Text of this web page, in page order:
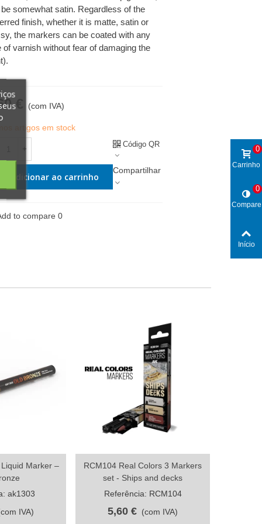
somewhat satin. Regardless of the
finish, whether it is matte, satin or
the markers can be coated with any
of varnish without fear of damaging the
€ (com IVA)
artigos em stock
+
Adicionar ao carrinho
Código QR
Compartilhar
to compare 0
Marker –
ak1303
IVA)
Compartilhar
RCM104 Real Colors 3 Markers
set - Ships and decks
Referência: RCM104
5,60 € (com IVA)
Carrinho
0
Compare
0
Início